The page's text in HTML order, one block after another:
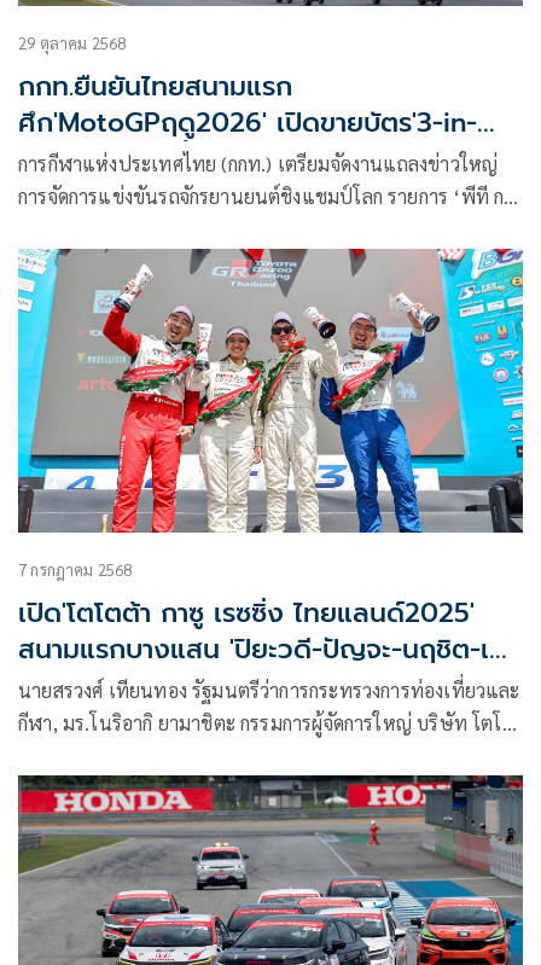
29 ตุลาคม 2568
กกท.ยืนยันไทยสนามแรก
ศึก'MotoGPฤดู2026' เปิดขายบัตร'3-in-
1'ทั่วโลก11พ.ย.นี้
การกีฬาแห่งประเทศไทย (กกท.) เตรียมจัดงานแถลงข่าวใหญ่
การจัดการแข่งขันรถจักรยานยนต์ชิงแชมป์โลก รายการ ‘พีที กรัง
ในวันที่ 11 พ.ย. 2568 ที่อาคารเฉลิมพระเกียรติ ชั้น 25 การกีฬา
แห่งประเทศไทย (หัวหมาก) กรุงเทพ โดยมี Dorna Sports
เจ้าของลิขสิทธิ์การแข่งขันร่วมงานด้วย พร้อมเปิดขายบัตรชม
การแข่งขันอย่างเป็นทางการ ตั้งแต่เวลา 14.00 น. เป็นต้นไป
โดย ดร.ก้องศักด ยอดมณี ผู้ว่าการการกีฬาแห่งประเทศไทย เผย
ว่า ไทยได้ใช้ความพิเศษในการเป็นเจ้าภาพสนามเปิดฤดูกาล 2
ปีซ้อน เพื่อตอกย้ำภาพลักษณ์ ‘ศูนย์กลางมอเตอร์สปอร์ตเอเชีย’
ภายใต้คอนเซ็ปต์ ‘More Than A Race’ สานต่อความสำเร็จ
ThaiGP ที่เป็นมากกว่าแค่การแข่งขัน
7 กรกฎาคม 2568
เปิด'โตโตต้า กาซู เรซซิ่ง ไทยแลนด์2025'
สนามแรกบางแสน 'ปิยะวดี-ปัญจะ-นฤชิต-เคน
ทาโร'แชมป์
นายสรวงศ์ เทียนทอง รัฐมนตรีว่าการกระทรวงการท่องเที่ยวและ
กีฬา, มร.โนริอากิ ยามาชิตะ กรรมการผู้จัดการใหญ่ บริษัท โตโย
รองกรรมการผู้จัดการใหญ่ บริษัท โตโยต้า มอเตอร์ ประเทศไทย
, นายสนธยา คุณปลื้ม ประธานจัดการแข่งขัน , นายอำนาจ
เจริญศรี รองผู้ว่าราชการจังหวัดชลบุรี และนายพฤฒิรัตน์ รัตนกุล
เสรีเริงฤทธิ์ นายกสมาคมราชยานยนต์สมาคมแห่งประเทศไทย
ในพระบรมราชูปถัมภ์ สมาคมกีฬา ให้เกียรติร่วมเปิดการแข่งขัน
ปล่อยรถตีธงรายการ “TOYOTA GAZOO Racing Thailand